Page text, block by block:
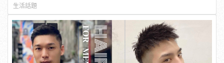
生活話題